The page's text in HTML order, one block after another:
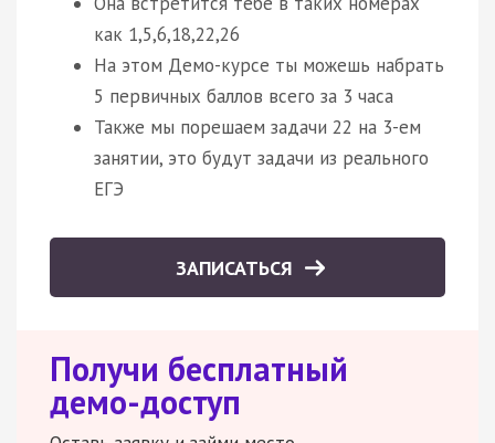
как 1,5,6,18,22,26
На этом Демо-курсе ты можешь набрать
5 первичных баллов всего за 3 часа
Также мы порешаем задачи 22 на 3-ем
занятии, это будут задачи из реального
ЕГЭ
ЗАПИСАТЬСЯ
Получи бесплатный
демо-доступ